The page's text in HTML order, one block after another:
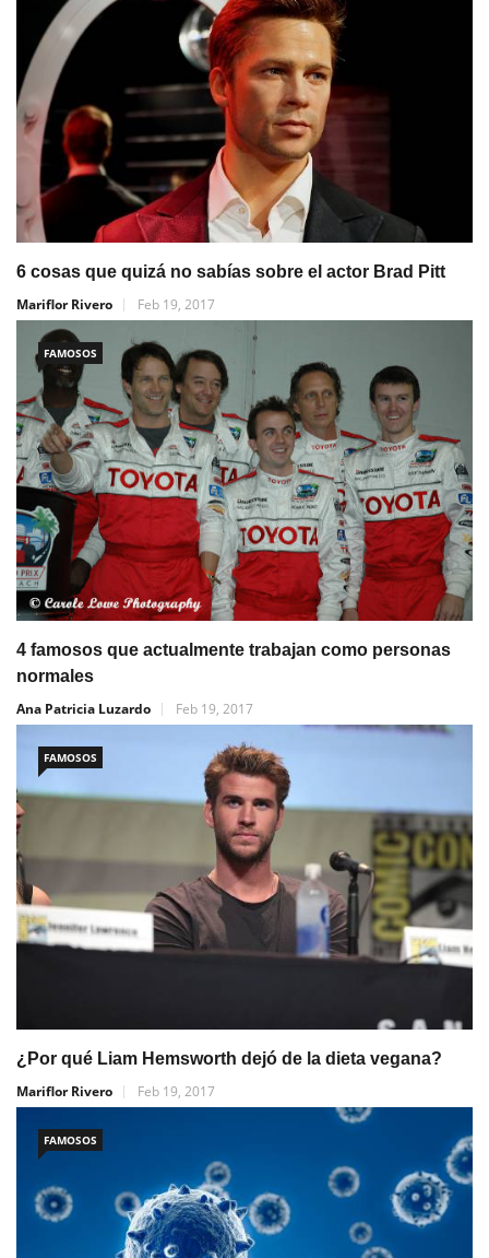
6 cosas que quizá no sabías sobre el actor Brad Pitt
Mariflor Rivero
Feb 19, 2017
FAMOSOS
4 famosos que actualmente trabajan como personas
normales
Ana Patricia Luzardo
Feb 19, 2017
FAMOSOS
¿Por qué Liam Hemsworth dejó de la dieta vegana?
Mariflor Rivero
Feb 19, 2017
FAMOSOS